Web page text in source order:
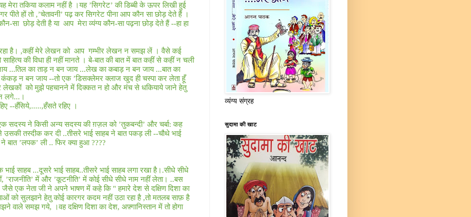
मेरा तकिया कलाम नहीं है ।यह ’सिगरेट’ की डिब्बी के ऊपर लिखी हुई
पीते हों तो,’चेतावनी’ पढ़ कर सिगरेट पीना आप कौन सा छोड़ देते हैं ।
सा छोड़ देती है या आप मेरा व्यंग्य कौन-सा पढ़ना छोड़ देते हैं --हा हा
है। ,कहीं मेरे लेखन को आप गम्भीर लेखन न समझ लें । वैसे कई
की विधा ही नहीं मानते । बे-बात की बात में बात कहीं से कहीं न चली
...तिल का ताड़ न बन जाय ...लेख का कबाड़ न बन जाय ...बात का
कंकड़ न बन जाय--तो एक ’डिसक्लेमर क्लाज खुद ही चस्पा कर लेता हूँ
लेखकों को मुझे पहचानने में दिक्कत न हो और मंच से धकियाये जाने हेतु
लगे... ।
--हँसिये,.....,हँसते रहिए ।
सदस्य ने किसी अन्य सदस्य की ग़ज़ल को ’तुकबन्दी’ और चर्बा: कह
उसकी तस्दीक कर दी ..तीसरे भाई साहब ने बात पकड़ ली--चौथे भाई
बात ’लपक’ ली .. फिर क्या हुआ????
साहब ...दूसरे भाई साहब..तीसरे भाई साहब लगा रखा है। .सीधे सीधे
, ’राजनीति’ में और ’कूटनीति’ में कोई सीधे सीधे नाम नहीं लेता। ..बस
एक नेता जी ने अपने भाषण में कहे कि "हमारे देश से दक्षिण दिशा का
को सुलझाने हेतु कोई कारगर कदम नहीं उठा रहा है,तो मतलब साफ़ है
वाले समझ गये, ।वह दक्षिण दिशा का देश, अफ़्गानिस्तान में तो होगा
व्यंग्य संग्रह
सुदामा की खाट